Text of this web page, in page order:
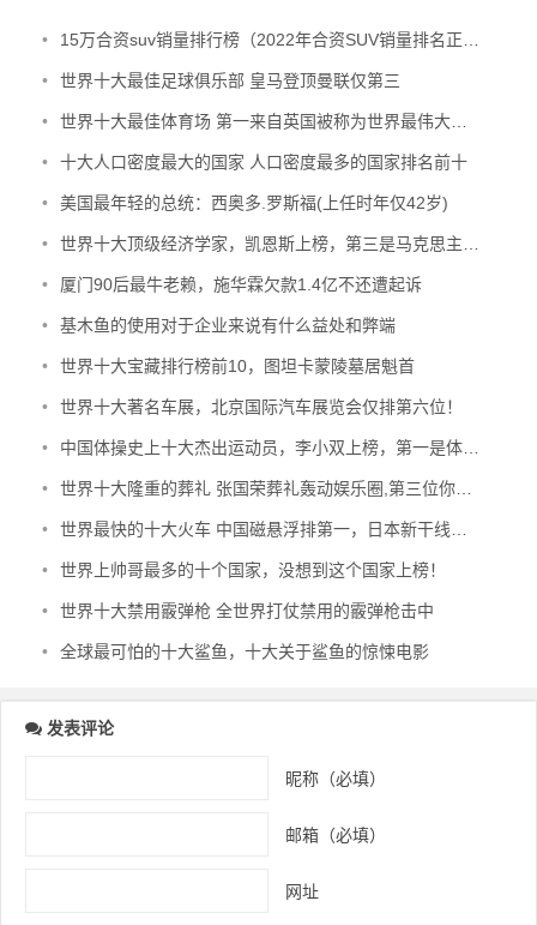
• 15万合资suv销量排行榜（2022年合资SUV销量排名正式公布）
• 世界十大最佳足球俱乐部 皇马登顶曼联仅第三
• 世界十大最佳体育场 第一来自英国被称为世界最伟大球场
• 十大人口密度最大的国家 人口密度最多的国家排名前十
• 美国最年轻的总统：西奥多.罗斯福(上任时年仅42岁)
• 世界十大顶级经济学家，凯恩斯上榜，第三是马克思主义创始人之一
• 厦门90后最牛老赖，施华霖欠款1.4亿不还遭起诉
• 基木鱼的使用对于企业来说有什么益处和弊端
• 世界十大宝藏排行榜前10，图坦卡蒙陵墓居魁首
• 世界十大著名车展，北京国际汽车展览会仅排第六位！
• 中国体操史上十大杰出运动员，李小双上榜，第一是体操王子
• 世界十大隆重的葬礼 张国荣葬礼轰动娱乐圈,第三位你肯定知道
• 世界最快的十大火车 中国磁悬浮排第一，日本新干线仅列第六
• 世界上帅哥最多的十个国家，没想到这个国家上榜！
• 世界十大禁用霰弹枪 全世界打仗禁用的霰弹枪击中
• 全球最可怕的十大鲨鱼，十大关于鲨鱼的惊悚电影
发表评论
昵称（必填）
邮箱（必填）
网址